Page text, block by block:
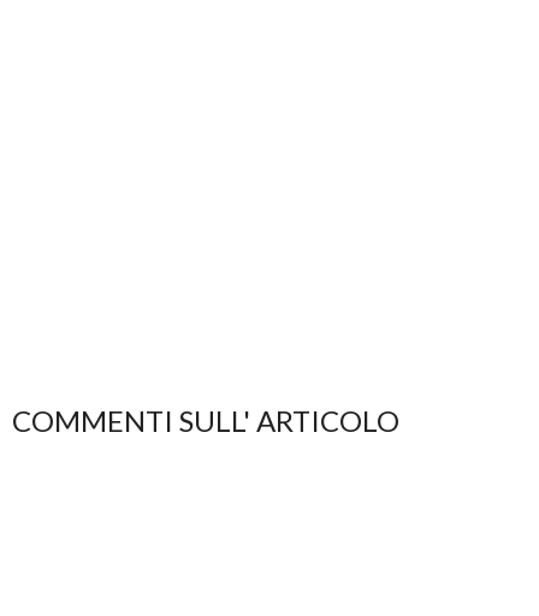
COMMENTI SULL' ARTICOLO